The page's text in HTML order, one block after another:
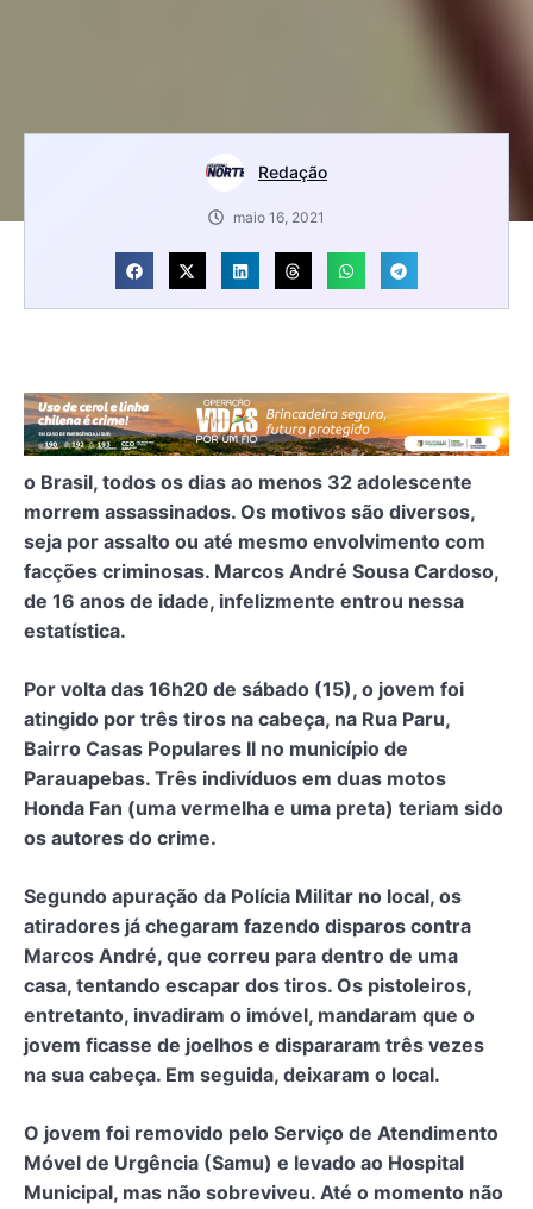
Redação
maio 16, 2021
o Brasil, todos os dias ao menos 32 adolescente
morrem assassinados. Os motivos são diversos,
seja por assalto ou até mesmo envolvimento com
facções criminosas. Marcos André Sousa Cardoso,
de 16 anos de idade, infelizmente entrou nessa
estatística.
Por volta das 16h20 de sábado (15), o jovem foi
atingido por três tiros na cabeça, na Rua Paru,
Bairro Casas Populares II no município de
Parauapebas. Três indivíduos em duas motos
Honda Fan (uma vermelha e uma preta) teriam sido
os autores do crime.
Segundo apuração da Polícia Militar no local, os
atiradores já chegaram fazendo disparos contra
Marcos André, que correu para dentro de uma
casa, tentando escapar dos tiros. Os pistoleiros,
entretanto, invadiram o imóvel, mandaram que o
jovem ficasse de joelhos e dispararam três vezes
na sua cabeça. Em seguida, deixaram o local.
O jovem foi removido pelo Serviço de Atendimento
Móvel de Urgência (Samu) e levado ao Hospital
Municipal, mas não sobreviveu. Até o momento não